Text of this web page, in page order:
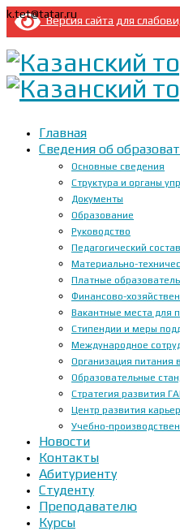
Версия сайта для
k.tet@tatar.ru
Главная
Сведения об
Основные сведения
Структура и органы
Документы
Образование
Руководство
Педагогический состав
Материально-
Платные
Финансово-
Вакантные места для
Стипендии и меры
Международное
Организация питания
Образовательные
Стратегия развития
Центр развития
Учебно-
Новости
Контакты
Абитуриенту
Студенту
Преподавателю
Курсы